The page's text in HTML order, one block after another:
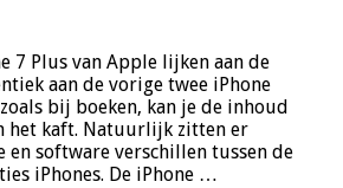
7 Plus van Apple lijken aan de
aan de vorige twee iPhone
bij boeken, kan je de inhoud
het kaft. Natuurlijk zitten er
en software verschillen tussen de
iPhones. De iPhone …